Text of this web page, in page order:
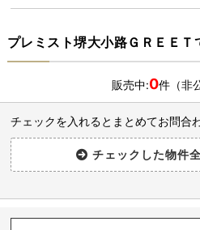
プレミスト堺大小路ＧＲＥＥＴ
販売中:0件（非
チェックを入れるとまとめてお問合